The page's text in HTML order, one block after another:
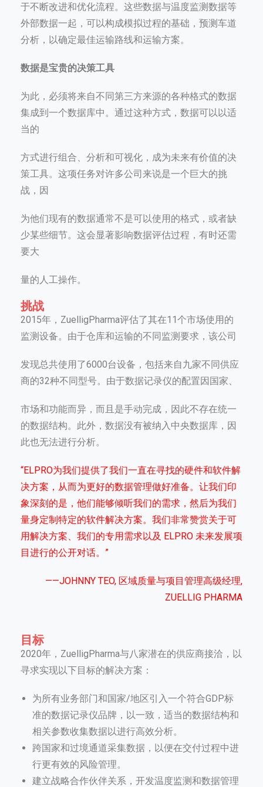
于不断改进和优化流程。这些数据与温度监测数据等
外部数据一起，可以构成模拟过程的基础，预测车道
分析，以确定最佳运输路线和运输方案。
数据是宝贵的决策工具
为此，必须将来自不同第三方来源的各种格式的数据
集成到一个数据库中。通过这种方式，数据可以以适
当的
方式进行组合、分析和可视化，成为未来有价值的决
策工具。这项任务对许多公司来说是一个巨大的挑
战，因
为他们现有的数据通常不是可以使用的格式，或者缺
少某些细节。这会显著影响数据评估过程，有时还需
要大
量的人工操作。
挑战
2015年，ZuelligPharma评估了其在11个市场使用的
监测设备。由于仓库和运输的不同监测要求，该公司
发现总共使用了6000台设备，包括来自九家不同供应
商的32种不同型号。由于数据记录仪的配置因国家、
市场和功能而异，而且是手动完成，因此不存在统一
的数据结构。此外，数据没有被纳入中央数据库，因
此也无法进行分析。
“ELPRO为我们提供了我们一直在寻找的硬件和软件解
决方案，从而为更好的数据管理做好准备。让我们印
象深刻的是，他们能够倾听我们的需求，然后为我们
量身定制特定的软件解决方案。我们非常赞赏关于可
用解决方案、我们的专用需求以及 ELPRO 未来发展项
目进行的公开对话。”
——JOHNNY TEO, 区域质量与项目管理高级经理,
ZUELLIG PHARMA
目标
2020年，ZuelligPharma与八家潜在的供应商接洽，以
寻求实现以下目标的解决方案：
为所有业务部门和国家/地区引入一个符合GDP标
准的数据记录仪品牌，以一致，适当的数据结构和
相关参数收集数据以进行高效分析。
跨国家和过境通道采集数据，以便在交付过程中进
行更有效的风险管理。
建立战略合作伙伴关系，开发温度监测和数据管理